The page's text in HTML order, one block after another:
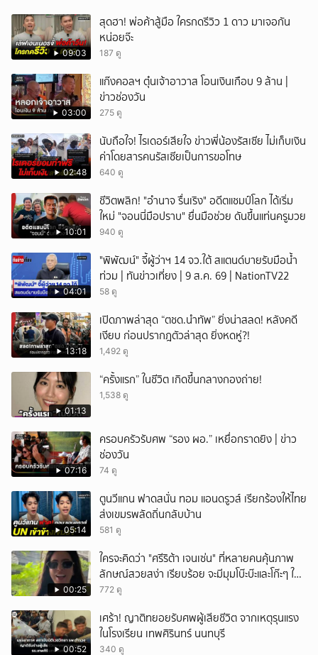
09:03
สุดฮา! พ่อค้าสู้มือ ใครกดรีวิว 1 ดาว มาเจอกัน
หน่อยจ๊ะ
187 ดู
03:00
แก๊งคอลฯ ตุ๋นเจ้าอาวาส โอนเงินเกือบ 9 ล้าน |
ข่าวช่องวัน
275 ดู
02:48
นับถือใจ! ไรเดอร์เสียใจ ข่าวพี่น้องรัสเซีย ไม่เก็บเงิน
ค่าโดยสารคนรัสเซียเป็นการขอโทษ
640 ดู
10:01
ชีวิตพลิก! "อำนาจ รื่นเริง" อดีตแชมป์โลก ได้เริ่ม
ใหม่ "จอนนี่มือปราบ" ยื่นมือช่วย ดันขึ้นแท่นครูมวย
940 ดู
04:01
"พิพัฒน์" จี้ผู้ว่าฯ 14 จว.ใต้ สแตนด์บายรับมือน้ำ
ท่วม | ทันข่าวเที่ยง | 9 ส.ค. 69 | NationTV22
58 ดู
13:18
เปิดภาพล่าสุด “ตชด.นำทัพ” ยิ่งน่าสลด! หลังคดี
เงียบ ก่อนปรากฎตัวล่าสุด ยิ่งหดหู่?!
1,492 ดู
01:13
“ครั้งแรก” ในชีวิต เกิดขึ้นกลางกองถ่าย!
1,538 ดู
07:16
ครอบครัวรับศพ “รอง ผอ.” เหยื่อกราดยิง | ข่าว
ช่องวัน
74 ดู
05:14
ตูนวีแกน ฟาดสนั่น ทอม แอนดรูวส์ เรียกร้องให้ไทย
ส่งเขมรพลัดถิ่นกลับบ้าน
581 ดู
00:25
ใครจะคิดว่า "ศรีริต้า เจนเซ่น" ที่หลายคนคุ้นภาพ
ลักษณ์สวยสง่า เรียบร้อย จะมีมุมโบ๊ะบ๊ะและโก๊ะๆ ให้
ได้อมยิ้มเหมือนกัน งานนี้ทำเอาแฟนๆ ทั้งเอ็นดูทั้ง
772 ดู
00:52
เศร้า! ญาติทยอยรับศพผู้เสียชีวิต จากเหตุรุนแรง
ในโรงเรียน เทพศิรินทร์ นนทบุรี
340 ดู